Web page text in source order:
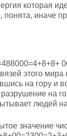
которая
понята, иначе
этого
на гору и
на
людей
значение